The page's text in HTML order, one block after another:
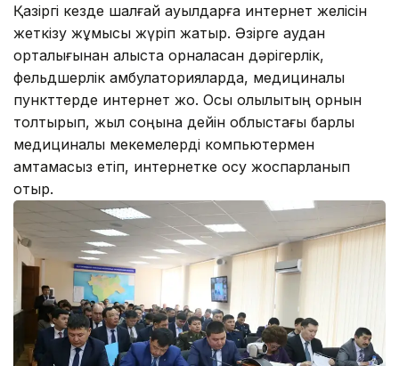
Қазіргі кезде шалғай ауылдарға интернет желісін
жеткізу жұмысы жүріп жатыр. Әзірге аудан
орталығынан алыста орналасқан дәрігерлік,
фельдшерлік амбулаторияларда, медициналық
пункттерде интернет жоқ. Осы олқылықтың орнын
толтырып, жыл соңына дейін облыстағы барлық
медициналық мекемелерді компьютермен
қамтамасыз етіп, интернетке қосу жоспарланып
отыр.